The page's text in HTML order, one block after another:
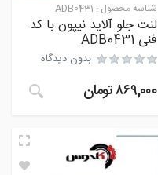
شناسه محصول : ADB0431
لنت جلو آلاید نیپون با کد
فنی ADB0431
بدون دیدگاه
۸۶۹,۰۰۰تومان